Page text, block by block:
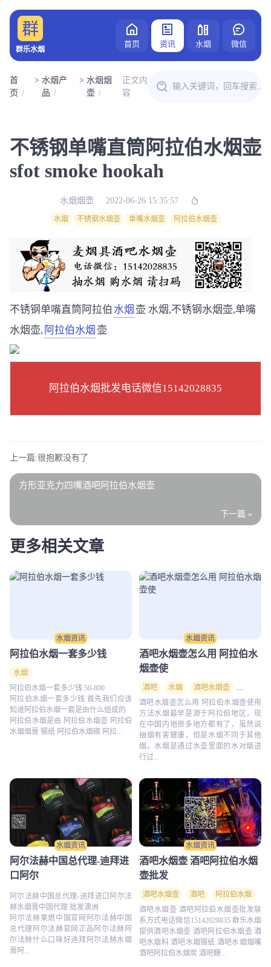
群乐水烟
首页 资讯 水烟 微信
首
页
>水烟产
品
>水烟烟
壶
正文内
容
不锈钢单嘴直筒阿拉伯水烟壶
sfot smoke hookah
水烟烟壶 2022-06-26 15:35:57
水烟 不锈钢水烟壶 单嘴水烟壶 阿拉伯水烟壶
不锈钢单嘴直筒阿拉伯 水烟 壶 水烟,不锈钢水烟壶,单嘴
水烟壶, 阿拉伯水烟 壶
阿拉伯水烟批发电话微信15142028835
上一篇:很抱歉没有了
方形亚克力四嘴酒吧阿拉伯水烟壶
下一篇 »
更多相关文章
水烟资讯
阿拉伯水烟一套多少钱
水烟
阿拉伯水烟一套多少钱 50-800
阿拉伯水烟一套多少钱 首先我们应该
知道阿拉伯水烟一套是由什么组成的
阿拉伯水烟是由 阿拉伯水烟壶 阿拉伯
水烟烟膏 锡纸 阿拉伯水烟碳 阿拉...
水烟资讯
酒吧水烟壶怎么用 阿拉伯水
烟壶使
酒吧 水烟 酒吧水烟壶
酒吧水烟壶怎么用 阿拉伯水烟壶使用
方法水烟最早是源于阿拉伯地区，现
在中国内地很多地方都有了，虽然说
抽烟有害健康，但是水烟不同于其他
烟。水烟是通过水壶里面的水对烟进
行过...
水烟资讯
阿尔法赫中国总代理-迪拜进
口阿尔
阿尔法赫中国总代理-迪拜进口阿尔法
赫水烟膏中国代理 批发澳洲
阿尔法赫果燃中国官网阿尔法赫中国
总代理阿尔法赫官网正品阿尔法赫阿
尔法赫什么口味好迪拜阿尔法赫水烟
膏阿...
水烟资讯
酒吧水烟壶 酒吧阿拉伯水烟
壶批发
酒吧水烟壶 酒吧
阿拉伯水烟
酒吧水烟壶 酒吧阿拉伯水烟壶批发联
系方式电话微信15142028835 群乐水烟
提供酒吧水烟壶 酒吧阿拉伯水烟壶 酒
吧水烟料 酒吧水烟锡纸 酒吧水烟烟嘴
酒吧阿拉伯水烟炭 酒吧糖...